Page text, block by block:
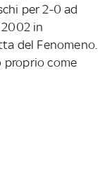
per 2-0 ad
in
del Fenomeno.
proprio come